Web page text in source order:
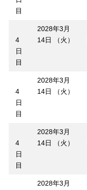
目
4
日
目
2028年3月
14日 （火）
4
日
目
2028年3月
14日 （火）
4
日
目
2028年3月
14日 （火）
2028年3月